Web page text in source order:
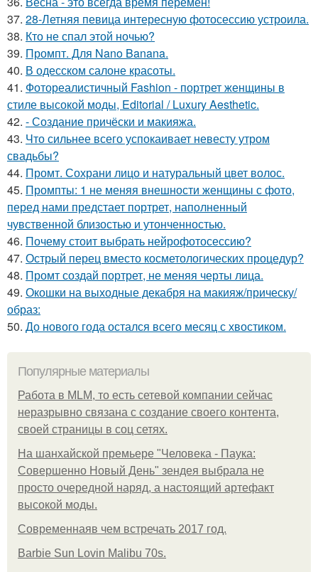
37. 28-Летняя певица интересную фотосессию устроила.
38. Кто не спал этой ночью?
39. Промпт. Для Nano Banana.
40. В одесском салоне красоты.
41. Фотореалистичный Fashion - портрет женщины в
стиле высокой моды, Editorial / Luxury Aesthetic.
42. - Создание причёски и макияжа.
43. Что сильнее всего успокаивает невесту утром
свадьбы?
44. Промт. Сохрани лицо и натуральный цвет волос.
45. Промпты: 1 не меняя внешности женщины с фото,
перед нами предстает портрет, наполненный
чувственной близостью и утонченностью.
46. Почему стоит выбрать нейрофотосессию?
47. Острый перец вместо косметологических процедур?
48. Промт создай портрет, не меняя черты лица.
49. Окошки на выходные декабря на макияж/прическу/
образ:
50. До нового года остался всего месяц с хвостиком.
Популярные материалы
Работа в MLM, то есть сетевой компании сейчас
неразрывно связана с создание своего контента,
своей страницы в соц сетях.
На шанхайской премьере "Человека - Паука:
Совершенно Новый День" зендея выбрала не
просто очередной наряд, а настоящий артефакт
высокой моды.
Современнаяв чем встречать 2017 год.
Barbie Sun Lovin Malibu 70s.